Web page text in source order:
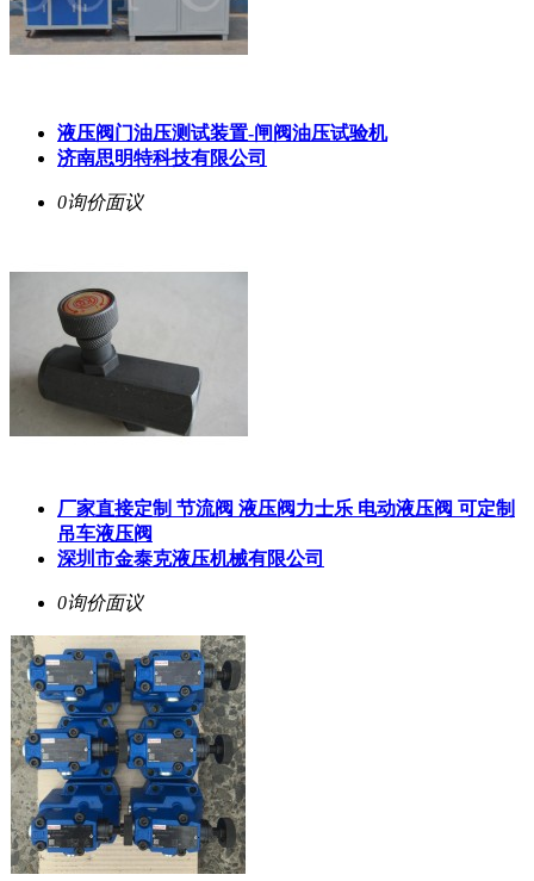
液压阀门油压测试装置-闸阀油压试验机
济南思明特科技有限公司
0询价面议
厂家直接定制 节流阀 液压阀力士乐 电动液压阀 可定制
吊车液压阀
深圳市金泰克液压机械有限公司
0询价面议